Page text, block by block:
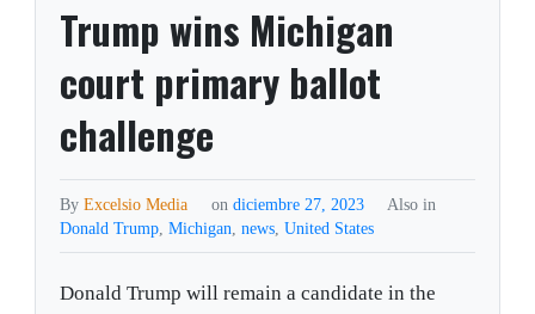
Trump wins Michigan
court primary ballot
challenge
ByExcelsio Media on diciembre 27, 2023
Also in
Donald Trump,Michigan,news,United States
Donald Trump will remain a candidate in the